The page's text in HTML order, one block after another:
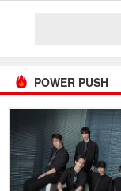
POWER PUSH